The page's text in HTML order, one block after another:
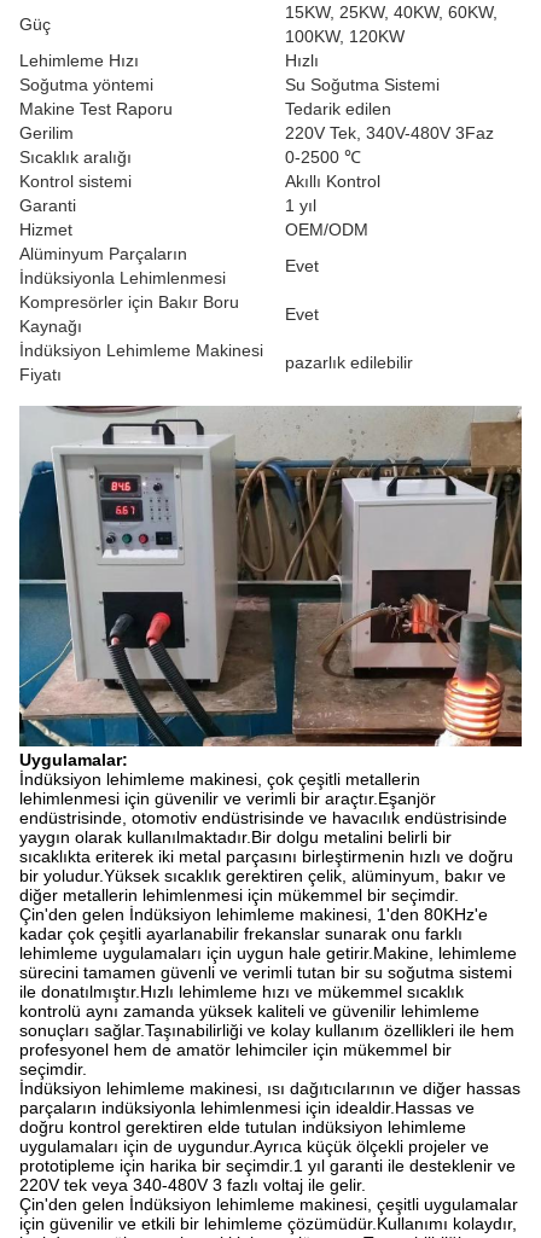
Güç
15KW, 25KW, 40KW, 60KW,
100KW, 120KW
Lehimleme Hızı
Hızlı
Soğutma yöntemi
Su Soğutma Sistemi
Makine Test Raporu
Tedarik edilen
Gerilim
220V Tek, 340V-480V 3Faz
Sıcaklık aralığı
0-2500 ℃
Kontrol sistemi
Akıllı Kontrol
Garanti
1 yıl
Hizmet
OEM/ODM
Alüminyum Parçaların
İndüksiyonla Lehimlenmesi
Evet
Kompresörler için Bakır Boru
Kaynağı
Evet
İndüksiyon Lehimleme Makinesi
Fiyatı
pazarlık edilebilir
Uygulamalar:
İndüksiyon lehimleme makinesi, çok çeşitli metallerin
lehimlenmesi için güvenilir ve verimli bir araçtır.Eşanjör
endüstrisinde, otomotiv endüstrisinde ve havacılık endüstrisinde
yaygın olarak kullanılmaktadır.Bir dolgu metalini belirli bir
sıcaklıkta eriterek iki metal parçasını birleştirmenin hızlı ve doğru
bir yoludur.Yüksek sıcaklık gerektiren çelik, alüminyum, bakır ve
diğer metallerin lehimlenmesi için mükemmel bir seçimdir.
Çin'den gelen İndüksiyon lehimleme makinesi, 1'den 80KHz'e
kadar çok çeşitli ayarlanabilir frekanslar sunarak onu farklı
lehimleme uygulamaları için uygun hale getirir.Makine, lehimleme
sürecini tamamen güvenli ve verimli tutan bir su soğutma sistemi
ile donatılmıştır.Hızlı lehimleme hızı ve mükemmel sıcaklık
kontrolü aynı zamanda yüksek kaliteli ve güvenilir lehimleme
sonuçları sağlar.Taşınabilirliği ve kolay kullanım özellikleri ile hem
profesyonel hem de amatör lehimciler için mükemmel bir
seçimdir.
İndüksiyon lehimleme makinesi, ısı dağıtıcılarının ve diğer hassas
parçaların indüksiyonla lehimlenmesi için idealdir.Hassas ve
doğru kontrol gerektiren elde tutulan indüksiyon lehimleme
uygulamaları için de uygundur.Ayrıca küçük ölçekli projeler ve
prototipleme için harika bir seçimdir.1 yıl garanti ile desteklenir ve
220V tek veya 340-480V 3 fazlı voltaj ile gelir.
Çin'den gelen İndüksiyon lehimleme makinesi, çeşitli uygulamalar
için güvenilir ve etkili bir lehimleme çözümüdür.Kullanımı kolaydır,